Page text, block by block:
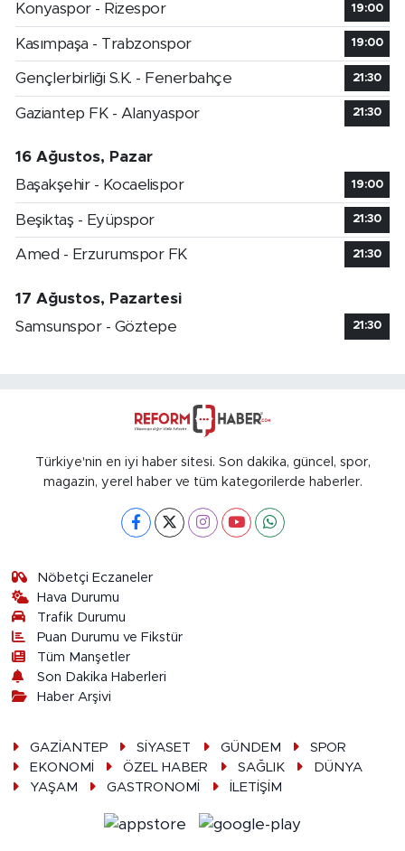
Konyaspor - Rizespor
19:00
Kasımpaşa - Trabzonspor 19:00
Gençlerbirliği S.K. - Fenerbahçe 21:30
Gaziantep FK - Alanyaspor 21:30
16 Ağustos, Pazar
Başakşehir - Kocaelispor
19:00
Beşiktaş - Eyüpspor 21:30
Amed - Erzurumspor FK 21:30
17 Ağustos, Pazartesi
Samsunspor - Göztepe
21:30
Türkiye'nin en iyi haber sitesi. Son dakika, güncel, spor,
magazin, yerel haber ve tüm kategorilerde haberler.
Nöbetçi Eczaneler
Hava Durumu
Trafik Durumu
Puan Durumu ve Fikstür
Tüm Manşetler
Son Dakika Haberleri
Haber Arşivi
GAZİANTEP SİYASET GÜNDEM
SPOR
EKONOMİ
ÖZEL HABER SAĞLIK
DÜNYA
YAŞAM
GASTRONOMİ İLETİŞİM